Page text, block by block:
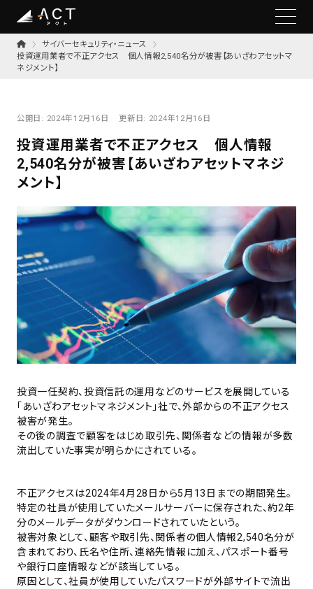
サイバーセキュリティ・ニュース
投資運用業者で不正アクセス 個人情報2,540名分が被害【あいざわアセットマ
ネジメント】
公開日: 2024年12月16日 更新日: 2024年12月16日
投資運用業者で不正アクセス 個人情報
2,540名分が被害【あいざわアセットマネジ
メント】
投資一任契約、投資信託の運用などのサービスを展開している
「あいざわアセットマネジメント」社で、外部からの不正アクセス
被害が発生。
その後の調査で顧客をはじめ取引先、関係者などの情報が多数
流出していた事実が明らかにされている。
不正アクセスは2024年4月28日から5月13日までの期間発生。
特定の社員が使用していたメールサーバーに保存された、約2年
分のメールデータがダウンロードされていたという。
被害対象として、顧客や取引先、関係者の個人情報2,540名分が
含まれており、氏名や住所、連絡先情報に加え、パスポート番号
や銀行口座情報などが該当している。
原因として、社員が使用していたパスワードが外部サイトで流出